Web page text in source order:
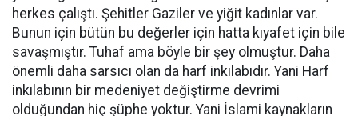
herkes çalıştı. Şehitler Gaziler ve yiğit kadınlar var.
Bunun için bütün bu değerler için hatta kıyafet için bile
savaşmıştır. Tuhaf ama böyle bir şey olmuştur. Daha
önemli daha sarsıcı olan da harf inkılabıdır. Yani Harf
inkılabının bir medeniyet değiştirme devrimi
olduğundan hiç şüphe yoktur. Yani İslami kaynakların